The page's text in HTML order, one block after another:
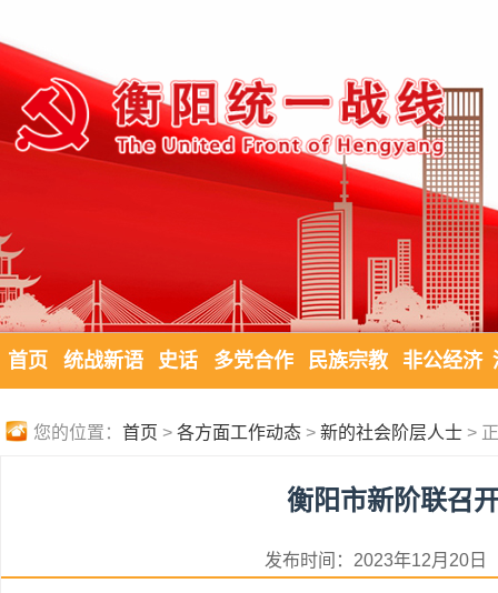
首页 统战新语 史话 多党合作 民族宗教 非公经济
您的位置： 首页 > 各方面工作动态 > 新的社会阶层人士 >
衡阳市新阶联召
发布时间：2023年12月